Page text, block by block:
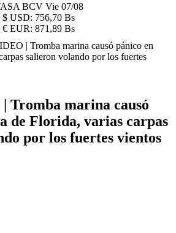
BCV Vie 07/08
$ USD: 756,70 Bs
€ EUR: 871,89 Bs
| Tromba marina causó pánico en
salieron volando por los fuertes
Tromba marina causó
de Florida, varias carpas
por los fuertes vientos